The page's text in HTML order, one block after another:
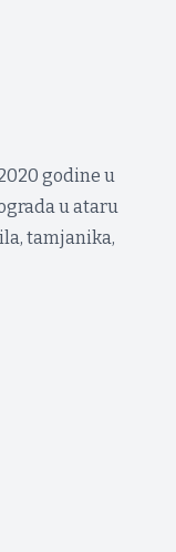
godine u
u ataru
tamjanika,